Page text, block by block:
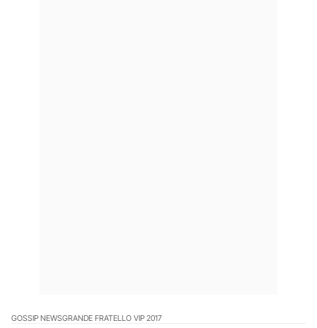
GOSSIP NEWSGRANDE FRATELLO VIP 2017